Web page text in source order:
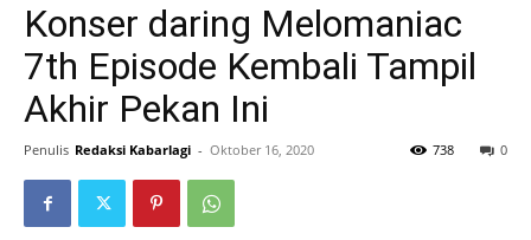
Konser daring Melomaniac
7th Episode Kembali Tampil
Akhir Pekan Ini
Penulis Redaksi Kabarlagi - Oktober 16, 2020 0
738